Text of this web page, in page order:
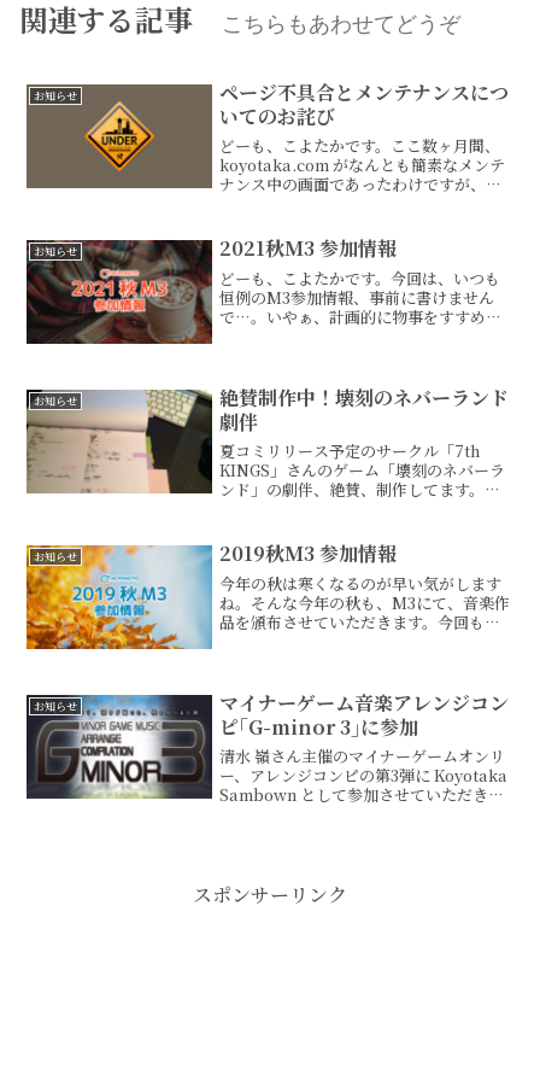
関連する記事 こちらもあわせてどうぞ
お知らせ
ページ不具合とメンテナンスにつ
いてのお詫び
どーも、こよたかです。ここ数ヶ月間、
koyotaka.com がなんとも簡素なメンテ
ナンス中の画面であったわけですが、見
は…、ただ単に作業ミスです。要は、デ
ータベースを消し...
お知らせ 2021秋M3 参加情報
どーも、こよたかです。今回は、いつも
恒例のM3参加情報、事前に書けません
で…。いやぁ、計画的に物事をすすめる
書き残しておこうと思...
お知らせ
絶賛制作中！壊刻のネバーランド
劇伴
夏コミリリース予定のサークル「7th
KINGS」さんのゲーム「壊刻のネバーラ
ンド」の劇伴、絶賛、制作してます。正
に、シナリオを読みながら場面をイメー
ジして曲を作っており...
お知らせ 2019秋M3 参加情報
今年の秋は寒くなるのが早い気がします
ね。そんな今年の秋も、M3にて、音楽作
品を頒布させていただきます。今回も、
したためたいと思います。
お知らせ
マイナーゲーム音楽アレンジコン
ピ｢G-minor 3｣に参加
清水 嶺さん主催のマイナーゲームオンリ
ー、アレンジコンピの第3弾に Koyotaka
Sambown として参加させていただきま
スポンサーリンク